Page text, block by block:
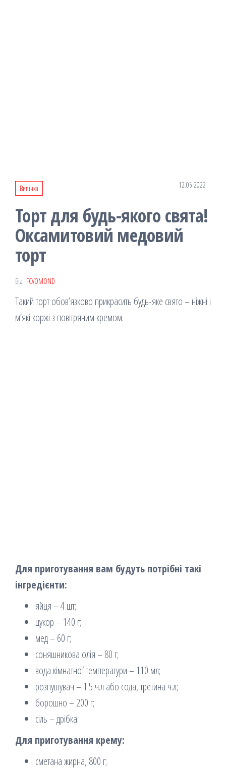
Випічка 12.05.2022
Торт для будь-якого свята!
Оксамитовий медовий
торт
Від FCVOMOND
Такий торт обов’язково прикрасить будь-яке свято – ніжні і
м’які коржі з повітряним кремом.
Для приготування вам будуть потрібні такі
інгредієнти:
яйця – 4 шт;
цукор – 140 г;
мед – 60 г;
соняшникова олія – 80 г;
вода кімнатної температури – 110 мл;
розпушувач – 1.5 ч.л або сода, третина ч.л;
борошно – 200 г;
сіль – дрібка.
Для приготування крему:
сметана жирна, 800 г;